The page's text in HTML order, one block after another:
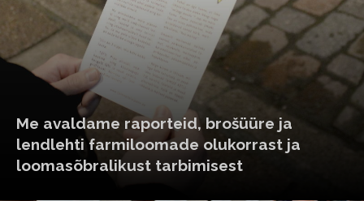
Me avaldame raporteid, brošüüre ja
lendlehti farmiloomade olukorrast ja
loomasõbralikust tarbimisest